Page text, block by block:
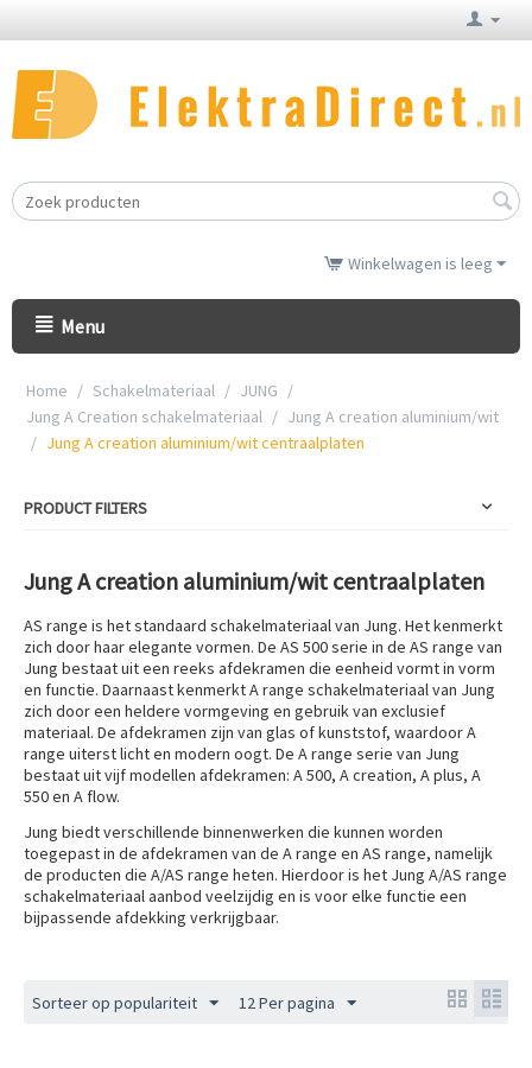
Winkelwagen is leeg
Menu
Home / Schakelmateriaal / JUNG /
Jung A Creation schakelmateriaal / Jung A creation aluminium/wit
/ Jung A creation aluminium/wit centraalplaten
PRODUCT FILTERS
Jung A creation aluminium/wit centraalplaten
AS range is het standaard schakelmateriaal van Jung. Het kenmerkt
zich door haar elegante vormen. De AS 500 serie in de AS range van
Jung bestaat uit een reeks afdekramen die eenheid vormt in vorm
en functie. Daarnaast kenmerkt A range schakelmateriaal van Jung
zich door een heldere vormgeving en gebruik van exclusief
materiaal. De afdekramen zijn van glas of kunststof, waardoor A
range uiterst licht en modern oogt. De A range serie van Jung
bestaat uit vijf modellen afdekramen: A 500, A creation, A plus, A
550 en A flow.
Jung biedt verschillende binnenwerken die kunnen worden
toegepast in de afdekramen van de A range en AS range, namelijk
de producten die A/AS range heten. Hierdoor is het Jung A/AS range
schakelmateriaal aanbod veelzijdig en is voor elke functie een
bijpassende afdekking verkrijgbaar.
Sorteer op populariteit 12 Per pagina